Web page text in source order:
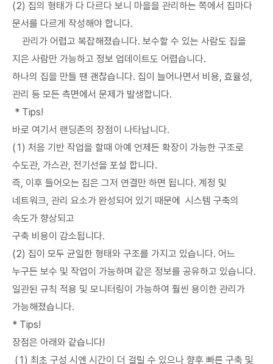
(2) 집의 형태가 다 다르다 보니 마을을 관리하는 쪽에서 집마다
문서를 다르게 작성해야 합니다.
관리가 어렵고 복잡해졌습니다. 보수할 수 있는 사람도 집을
지은 사람만 가능하고 정보 업데이트도 어렵습니다.
하나의 집을 만들 땐 괜찮습니다. 집이 늘어나면서 비용, 효율성,
관리 등 모든 측면에서 문제가 발생합니다.
* Tips!
바로 여기서 랜딩존의 장점이 나타납니다.
(1) 처음 기반 작업을 할때 아예 언제든 확장이 가능한 구조로
수도관, 가스관, 전기선을 포설 합니다.
즉, 이후 들어오는 집은 그저 연결만 하면 됩니다. 계정 및
네트워크, 관리 요소가 완성되어 있기 때문에 시스템 구축의
속도가 향상되고
구축 비용이 감소됩니다.
(2) 집이 모두 균일한 형태와 구조를 가지고 있습니다. 어느
누구든 보수 및 작업이 가능하며 같은 정보를 공유하고 있습니다.
일관된 규칙 적용 및 모니터링이 가능하여 훨씬 용이한 관리가
가능해졌습니다.
* Tips!
장점은 아래와 같습니다!
(1) 최초 구성 시엔 시간이 더 걸릴 수 있으나 향후 빠른 구축 및